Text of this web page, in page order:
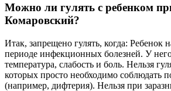
Можно ли гулять с ребенком
Комаровский?
Итак, запрещено гулять, когда: Ребенок
периоде инфекционных болезней. У
температура, слабость и боль. Нельзя
которых просто необходимо соблюдать
(например, дифтерия). Нельзя при